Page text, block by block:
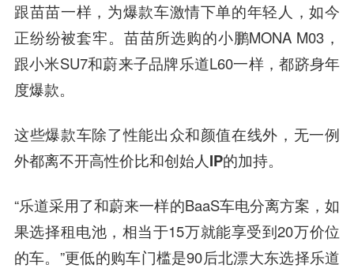
跟苗苗一样，为爆款车激情下单的年轻人，如今
正纷纷被套牢。苗苗所选购的小鹏MONA M03，
跟小米SU7和蔚来子品牌乐道L60一样，都跻身年
度爆款。
这些爆款车除了性能出众和颜值在线外，无一例
外都离不开高性价比和创始人IP的加持。
“乐道采用了和蔚来一样的BaaS车电分离方案，如
果选择租电池，相当于15万就能享受到20万价位
的车。”更低的购车门槛是90后北漂大东选择乐道